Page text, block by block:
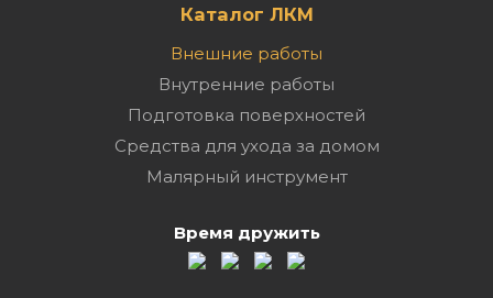
Каталог ЛКМ
Внешние работы
Внутренние работы
Подготовка поверхностей
Средства для ухода за домом
Малярный инструмент
Время дружить